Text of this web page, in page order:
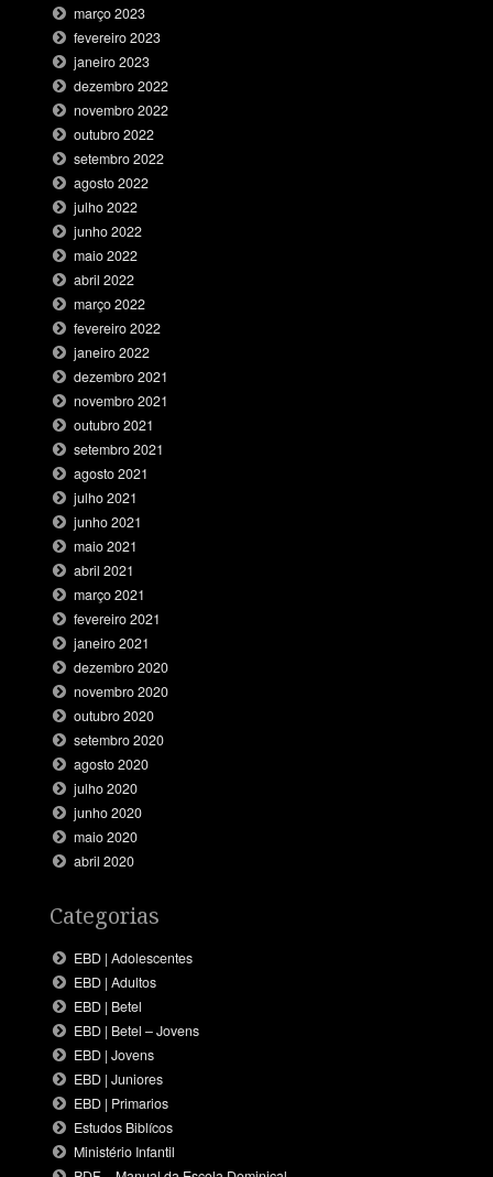
março 2023
fevereiro 2023
janeiro 2023
dezembro 2022
novembro 2022
outubro 2022
setembro 2022
agosto 2022
julho 2022
junho 2022
maio 2022
abril 2022
março 2022
fevereiro 2022
janeiro 2022
dezembro 2021
novembro 2021
outubro 2021
setembro 2021
agosto 2021
julho 2021
junho 2021
maio 2021
abril 2021
março 2021
fevereiro 2021
janeiro 2021
dezembro 2020
novembro 2020
outubro 2020
setembro 2020
agosto 2020
julho 2020
junho 2020
maio 2020
abril 2020
Categorias
EBD | Adolescentes
EBD | Adultos
EBD | Betel
EBD | Betel – Jovens
EBD | Jovens
EBD | Juniores
EBD | Primarios
Estudos Biblícos
Ministério Infantil